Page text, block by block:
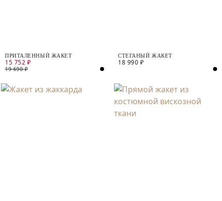
ПРИТАЛЕННЫЙ ЖАКЕТ
15 752 ₽
19 690 ₽
СТЕГАНЫЙ ЖАКЕТ
18 990 ₽